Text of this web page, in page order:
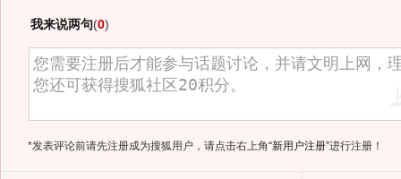
我来说两句(0)
*发表评论前请先注册成为搜狐用户，请点击右上角“新用户注册”进行注册！